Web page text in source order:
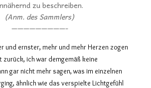
zu beschreiben.
(Anm. des Sammlers)
—————————-
und ernster, mehr und mehr Herzen zogen
zurück, ich war demgemäß keine
gar nicht mehr sagen, was im einzelnen
ähnlich wie das verspielte Lichtgefühl